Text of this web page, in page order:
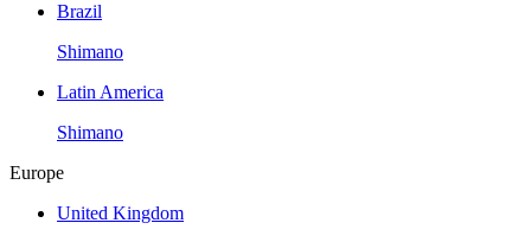
Brazil
Shimano
Latin America
Shimano
Europe
United Kingdom